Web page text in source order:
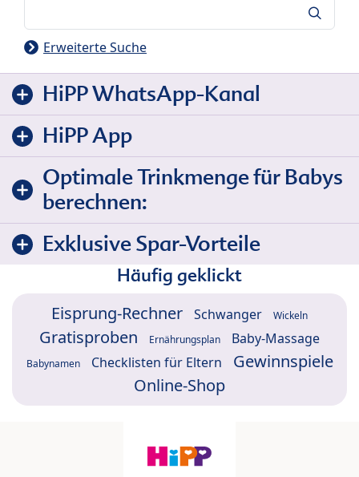
Erweiterte Suche
HiPP WhatsApp-Kanal
HiPP App
Optimale Trinkmenge für Babys
berechnen:
Exklusive Spar-Vorteile
Häufig geklickt
Eisprung-Rechner Schwanger Wickeln
Gratisproben Ernährungsplan Baby-Massage
Babynamen Checklisten für Eltern
Gewinnspiele
Online-Shop